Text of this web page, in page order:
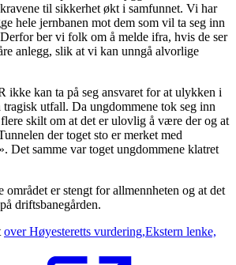
til sikkerhet økt i samfunnet. Vi har
hele jernbanen mot dem som vil ta seg inn
ber vi folk om å melde ifra, hvis de ser
anlegg, slik at vi kan unngå alvorlige
ikke kan ta på seg ansvaret for at ulykken i
utfall. Da ungdommene tok seg inn
skilt om at det er ulovlig å være der og at
der toget sto er merket med
Det samme var toget ungdommene klatret
området er stengt for allmennheten og at det
driftsbanegården.
over Høyesteretts vurdering,Ekstern lenke,